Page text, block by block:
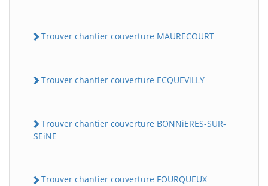
Trouver chantier couverture MAURECOURT
Trouver chantier couverture ECQUEViLLY
Trouver chantier couverture BONNiERES-SUR-
SEiNE
Trouver chantier couverture FOURQUEUX